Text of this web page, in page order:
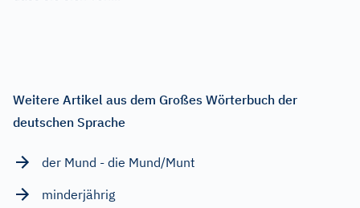
Weitere Artikel aus dem Großes Wörterbuch der
deutschen Sprache
der Mund - die Mund/Munt
minderjährig